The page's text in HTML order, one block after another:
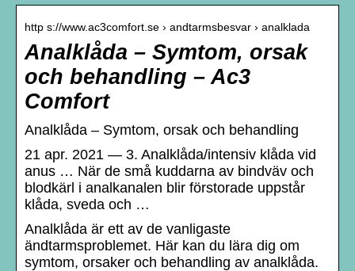
http s://www.ac3comfort.se › andtarmsbesvar › analklada
Analklåda – Symtom, orsak
och behandling – Ac3
Comfort
Analklåda – Symtom, orsak och behandling
21 apr. 2021 — 3. Analklåda/intensiv klåda vid
anus … När de små kuddarna av bindväv och
blodkärl i analkanalen blir förstorade uppstår
klåda, sveda och …
Analklåda är ett av de vanligaste
ändtarmsproblemet. Här kan du lära dig om
symtom, orsaker och behandling av analklåda.